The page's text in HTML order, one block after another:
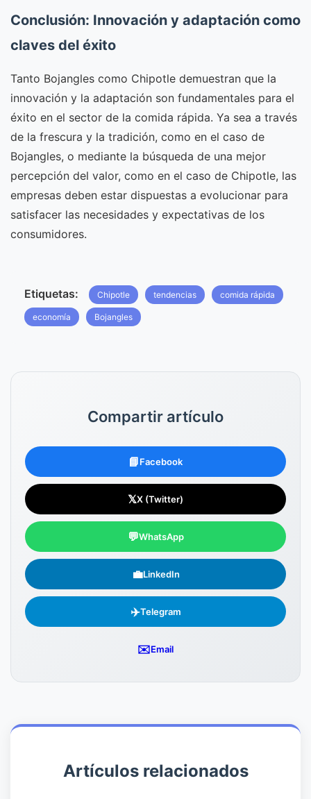
Conclusión: Innovación y adaptación como
claves del éxito
Tanto Bojangles como Chipotle demuestran que la
innovación y la adaptación son fundamentales para el
éxito en el sector de la comida rápida. Ya sea a través
de la frescura y la tradición, como en el caso de
Bojangles, o mediante la búsqueda de una mejor
percepción del valor, como en el caso de Chipotle, las
empresas deben estar dispuestas a evolucionar para
satisfacer las necesidades y expectativas de los
consumidores.
Etiquetas: Chipotle tendencias comida rápida
economía Bojangles
Compartir artículo
📘Facebook
𝕏X (Twitter)
💬WhatsApp
💼LinkedIn
✈️Telegram
✉️Email
Artículos relacionados